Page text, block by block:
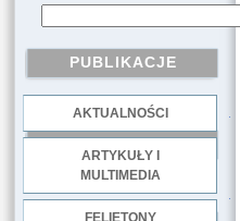
PUBLIKACJE
AKTUALNOŚCI
ARTYKUŁY I
MULTIMEDIA
FELIETONY